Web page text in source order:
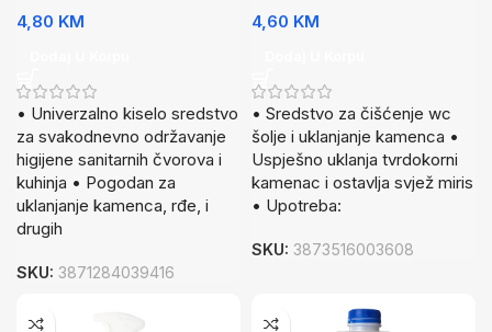
4,80 KM
• Univerzalno kiselo sredstvo
za svakodnevno održavanje
higijene sanitarnih čvorova i
kuhinja • Pogodan za
uklanjanje kamenca, rđe, i
drugih
SKU: 3871284039416
4,60 KM
• Sredstvo za čišćenje wc
šolje i uklanjanje kamenca •
Uspješno uklanja tvrdokorni
kamenac i ostavlja svjež miris
• Upotreba:
SKU: 3873516003608